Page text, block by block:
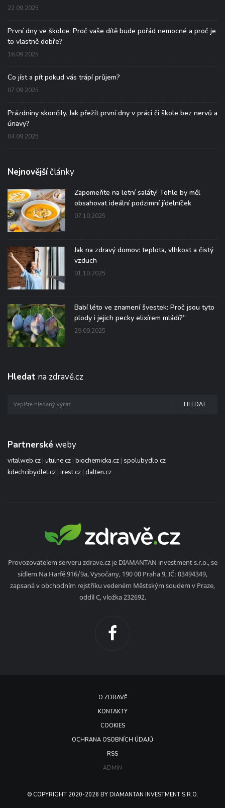
22.09.2025
První dny ve školce: Proč vaše dítě bude pořád nemocné a proč je
to vlastně dobře?
16.09.2025
Co jíst a pít pokud vás trápí průjem?
07.09.2025
Prázdniny skončily. Jak přežít první dny v práci či škole bez nervů a
únavy?
04.09.2025
Nejnovějšíčlánky
Zapomeňte na letní saláty! Tohle by měl
obsahovat ideální podzimní jídelníček
07.10.2025
Jak na zdravý domov: teplota, vlhkost a čistý
vzduch
01.10.2025
Babí léto ve znamení švestek: Proč jsou tyto
plody i jejich pecky elixírem mládí?“
29.09.2025
Hledat na zdravě.cz
HLEDAT
Partnerské weby
vitalweb.cz | utulne.cz | biochemicka.cz | spolubydlo.cz
kdechcibydlet.cz | irest.cz | dalten.cz
Provozovatelem serveru zdrave.cz je DIAMANTAN investment s.r.o., se
sídlem Na Harfě 916/9a, Vysočany, 190 00 Praha 9, IČ: 03494349,
zapsaná v obchodním rejstříku vedeném Městským soudem v Praze,
oddíl C, vložka 232692.
O ZDRAVĚ
KONTAKTY
COOKIES
OCHRANA OSOBNÍCH ÚDAJŮ
RSS
ADMIN
© COPYRIGHT 2020-2026 BY DIAMANTAN INVESTMENT S.R.O.